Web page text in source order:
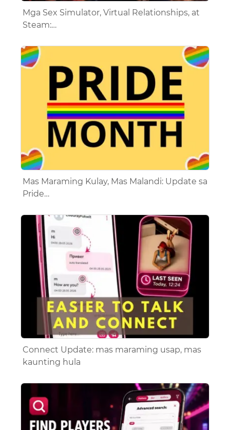
Mga Sex Simulator, Virtual Relationships, at
Steam:…
Mas Maraming Kulay, Mas Malandi: Update sa
Pride…
Connect Update: mas maraming usap, mas
kaunting hula